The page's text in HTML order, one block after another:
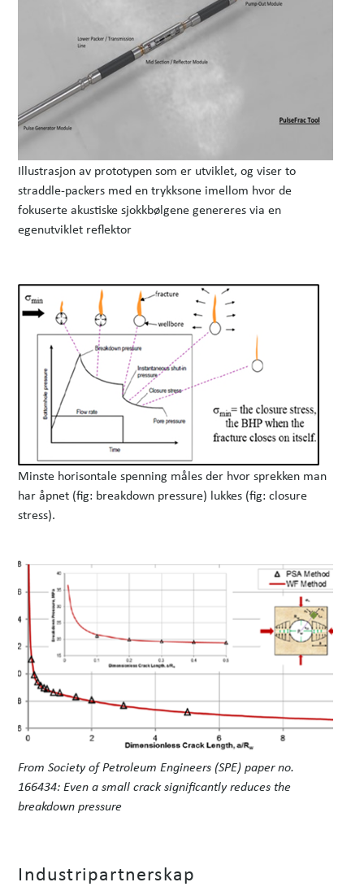
Illustrasjon av prototypen som er utviklet, og viser to
straddle-packers med en trykksone imellom hvor de
fokuserte akustiske sjokkbølgene genereres via en
egenutviklet reflektor
Minste horisontale spenning måles der hvor sprekken man
har åpnet (fig: breakdown pressure) lukkes (fig: closure
stress).
From Society of Petroleum Engineers (SPE) paper no.
166434: Even a small crack significantly reduces the
breakdown pressure
Industripartnerskap